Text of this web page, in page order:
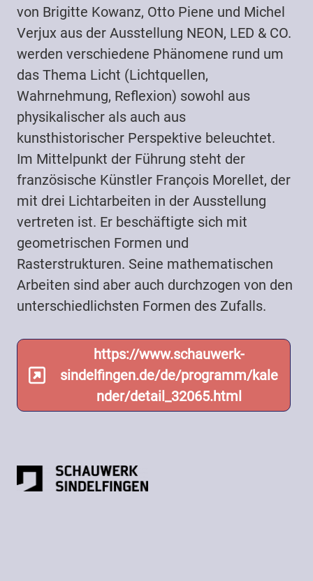
von Brigitte Kowanz, Otto Piene und Michel
Verjux aus der Ausstellung NEON, LED & CO.
werden verschiedene Phänomene rund um
das Thema Licht (Lichtquellen,
Wahrnehmung, Reflexion) sowohl aus
physikalischer als auch aus
kunsthistorischer Perspektive beleuchtet.
Im Mittelpunkt der Führung steht der
französische Künstler François Morellet, der
mit drei Lichtarbeiten in der Ausstellung
vertreten ist. Er beschäftigte sich mit
geometrischen Formen und
Rasterstrukturen. Seine mathematischen
Arbeiten sind aber auch durchzogen von den
unterschiedlichsten Formen des Zufalls.
https://www.schauwerk-
sindelfingen.de/de/programm/kale
nder/detail_32065.html